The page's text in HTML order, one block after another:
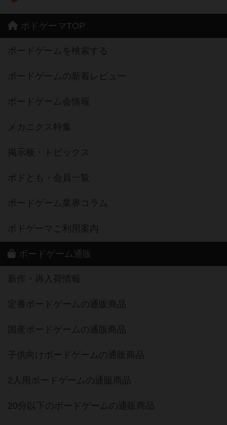
ボドゲーマTOP
ボードゲームを検索する
ボードゲームの新着レビュー
ボードゲーム会情報
メカニクス特集
掲示板・トピックス
ボドとも・会員一覧
ボードゲーム業界コラム
ボドゲーマご利用案内
ボードゲーム通販
新作・再入荷情報
定番ボードゲームの通販商品
国産ボードゲームの通販商品
子供向けボードゲームの通販商品
2人用ボードゲームの通販商品
20分以下のボードゲームの通販商品